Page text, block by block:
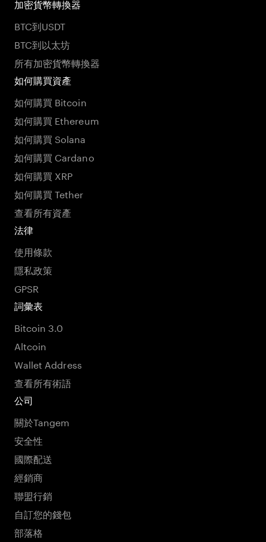
加密貨幣轉換器
BTC到USDT
BTC到以太坊
所有加密貨幣轉換器
如何購買資產
如何購買 Bitcoin
如何購買 Ethereum
如何購買 Solana
如何購買 Cardano
如何購買 XRP
如何購買 Tether
查看所有資產
法律
使用條款
隱私政策
GPSR
詞彙表
Bitcoin 3.0
Altcoin
Wallet Address
查看所有術語
公司
關於Tangem
安全性
國際配送
經銷商
聯盟行銷
自訂您的錢包
部落格